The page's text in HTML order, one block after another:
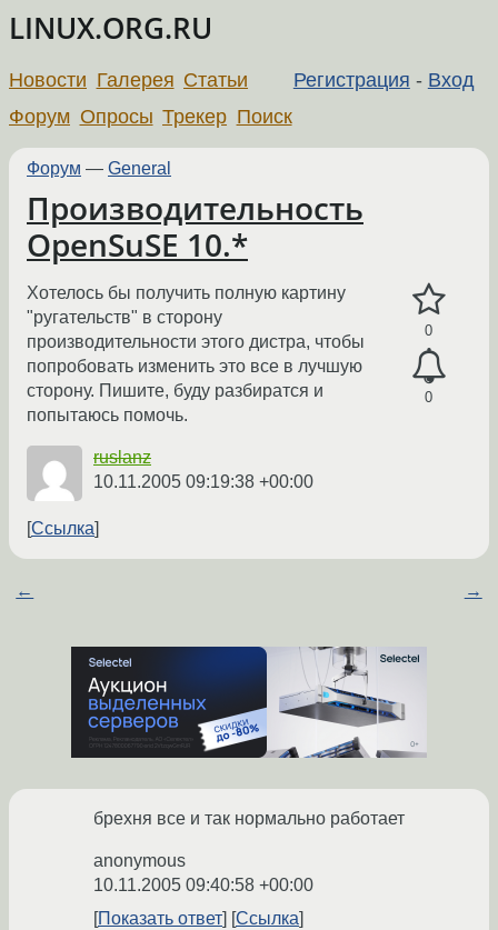
LINUX.ORG.RU
Регистрация - Вход
Новости Галерея Статьи
Форум Опросы Трекер Поиск
Форум — General
Производительность
OpenSuSE 10.*
0
0
Хотелось бы получить полную картину
"ругательств" в сторону
производительности этого дистра, чтобы
попробовать изменить это все в лучшую
сторону. Пишите, буду разбиратся и
попытаюсь помочь.
ruslanz
10.11.2005 09:19:38 +00:00
Ссылка
← →
брехня все и так нормально работает
anonymous
10.11.2005 09:40:58 +00:00
Показать ответ
Ссылка